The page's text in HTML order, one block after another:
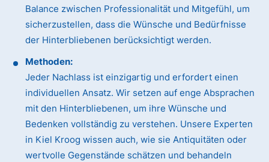
Balance zwischen Professionalität und Mitgefühl, um
sicherzustellen, dass die Wünsche und Bedürfnisse
der Hinterbliebenen berücksichtigt werden.
Methoden:
Jeder Nachlass ist einzigartig und erfordert einen
individuellen Ansatz. Wir setzen auf enge Absprachen
mit den Hinterbliebenen, um ihre Wünsche und
Bedenken vollständig zu verstehen. Unsere Experten
in Kiel Kroog wissen auch, wie sie Antiquitäten oder
wertvolle Gegenstände schätzen und behandeln